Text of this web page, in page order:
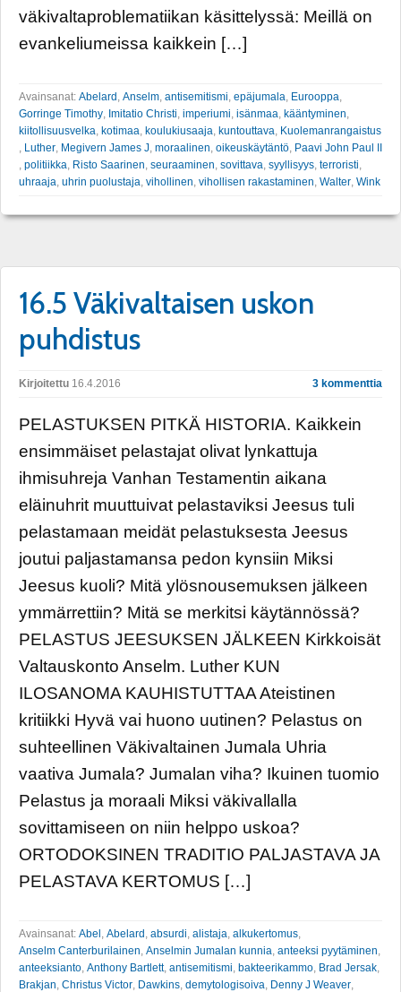
väkivaltaproblematiikan käsittelyssä: Meillä on
evankeliumeissa kaikkein […]
Avainsanat: Abelard Anselm antisemitismi epäjumala Eurooppa
Gorringe Timothy Imitatio Christi imperiumi isänmaa kääntyminen
kiitollisuusvelka kotimaa koulukiusaaja kuntouttava Kuolemanrangaistus
Luther Megivern James J moraalinen oikeuskäytäntö Paavi John Paul II
politiikka Risto Saarinen seuraaminen sovittava syyllisyys terroristi
uhraaja uhrin puolustaja vihollinen vihollisen rakastaminen Walter Wink
16.5 Väkivaltaisen uskon
puhdistus
Kirjoitettu 16.4.2016 3 kommenttia
PELASTUKSEN PITKÄ HISTORIA. Kaikkein
ensimmäiset pelastajat olivat lynkattuja
ihmisuhreja Vanhan Testamentin aikana
eläinuhrit muuttuivat pelastaviksi Jeesus tuli
pelastamaan meidät pelastuksesta Jeesus
joutui paljastamansa pedon kynsiin Miksi
Jeesus kuoli? Mitä ylösnousemuksen jälkeen
ymmärrettiin? Mitä se merkitsi käytännössä?
PELASTUS JEESUKSEN JÄLKEEN Kirkkoisät
Valtauskonto Anselm. Luther KUN
ILOSANOMA KAUHISTUTTAA Ateistinen
kritiikki Hyvä vai huono uutinen? Pelastus on
suhteellinen Väkivaltainen Jumala Uhria
vaativa Jumala? Jumalan viha? Ikuinen tuomio
Pelastus ja moraali Miksi väkivallalla
sovittamiseen on niin helppo uskoa?
ORTODOKSINEN TRADITIO PALJASTAVA JA
PELASTAVA KERTOMUS […]
Avainsanat: Abel , Abelard , absurdi, alistaja, alkukertomus,
Anselm Canterburilainen, Anselmin Jumalan kunnia, anteeksi pyytäminen,
anteeksianto, Anthony Bartlett, antisemitismi, bakteerikammo, Brad Jersak,
Brakjan, Christus Victor, Dawkins, demytologisoiva, Denny J Weaver,